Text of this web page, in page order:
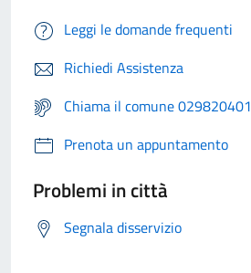
Leggi le domande frequenti
Richiedi Assistenza
Chiama il comune 029820401
Prenota un appuntamento
Problemi in città
Segnala disservizio